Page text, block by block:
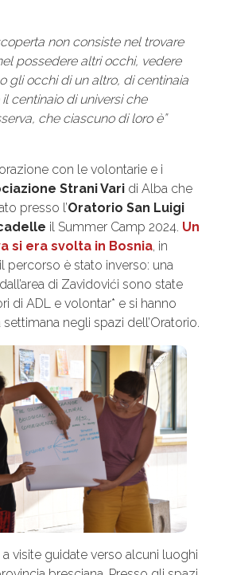
non consiste nel trovare
possedere altri occhi, vedere
gli occhi di un altro, di centinaia
il centinaio di universi che
che ciascuno di loro è”
con le volontarie e i
Strani Vari di Alba che
presso l’Oratorio San Luigi
il Summer Camp 2024. Un
si era svolta in Bosnia, in
percorso è stato inverso: una
di Zavidovići sono state
di ADL e volontar* e si hanno
negli spazi dell’Oratorio.
visite guidate verso alcuni luoghi